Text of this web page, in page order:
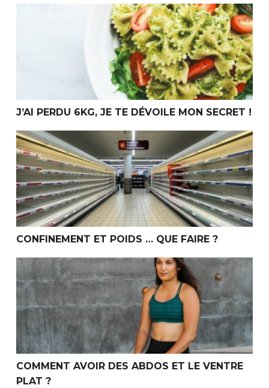
J’ai perdu 6kg, je te dévoile mon secret !
J’AI PERDU 6KG, JE TE DÉVOILE MON SECRET !
Confinement et poids … Que faire ?
CONFINEMENT ET POIDS … QUE FAIRE ?
Comment avoir des abdos et le ventre plat ?
COMMENT AVOIR DES ABDOS ET LE VENTRE
PLAT ?